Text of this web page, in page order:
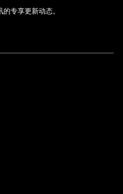
专享更新动态。